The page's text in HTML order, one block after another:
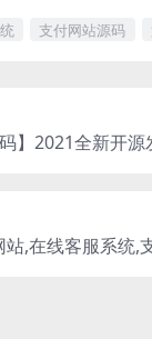
支付网站源码
】2021全新开源
,在线客服系统,